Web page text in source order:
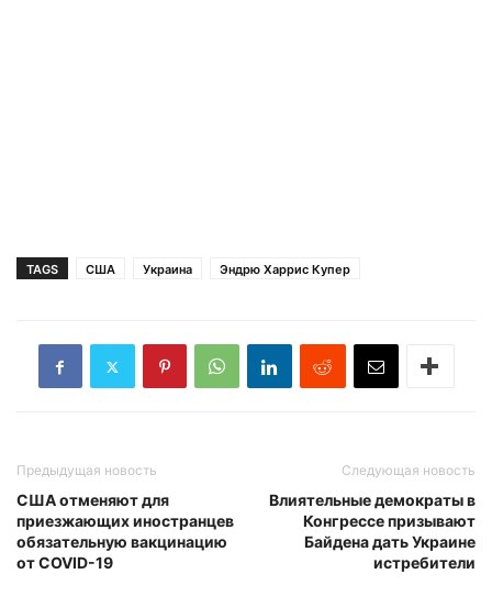
TAGS США Украина Эндрю Харрис Купер
Предыдущая новость
США отменяют для
приезжающих иностранцев
обязательную вакцинацию
от COVID-19
Следующая новость
Влиятельные демократы в
Конгрессе призывают
Байдена дать Украине
истребители